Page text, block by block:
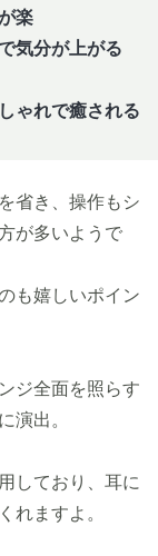
楽
気分が上がる
ゃれで癒される
省き、操作もシ
が多いようで
も嬉しいポイン
ジ全面を照らす
演出。
しており、耳に
れますよ。